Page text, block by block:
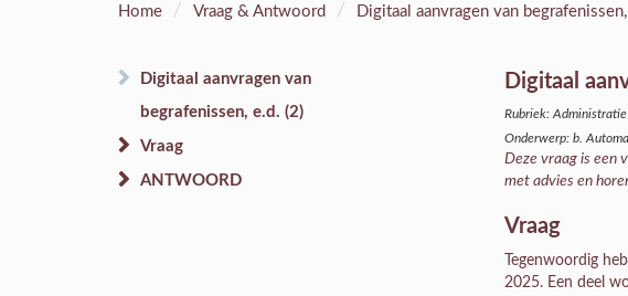
Home / Vraag & Antwoord / Digitaal aanvragen van
Digitaal aanvragen van
begrafenissen, e.d. (2)
Vraag
ANTWOORD
Digitaal
Rubriek: Administratie
Onderwerp: b.
Deze vraag is een
met advies en
Vraag
Tegenwoordig
2025. Een deel